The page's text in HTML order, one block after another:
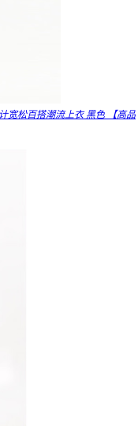
宽松百搭潮流上衣 黑色 【高品